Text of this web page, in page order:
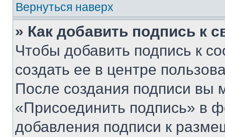
Вернуться наверх
» Как добавить подпись к
Чтобы добавить подпись к
создать ее в центре
После создания подписи вы
«Присоединить подпись» в
добавления подписи к